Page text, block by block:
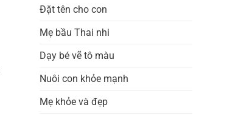
Đặt tên cho con
Mẹ bầu Thai nhi
Dạy bé vẽ tô màu
Nuôi con khỏe mạnh
Mẹ khỏe và đẹp